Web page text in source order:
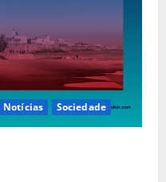
Notícias Sociedade